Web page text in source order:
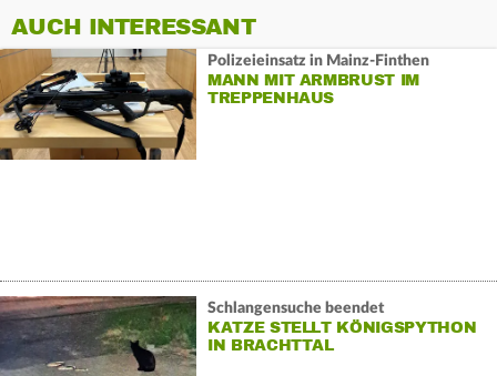
AUCH INTERESSANT
Polizeieinsatz in Mainz-Finthen
MANN MIT ARMBRUST IM
TREPPENHAUS
Schlangensuche beendet
KATZE STELLT KÖNIGSPYTHON
IN BRACHTTAL